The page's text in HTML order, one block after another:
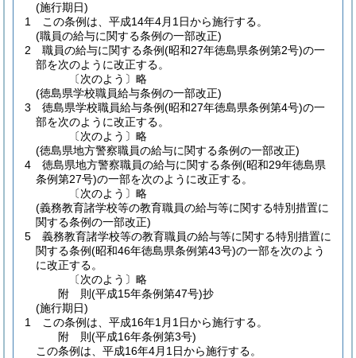
(施行期日)
1
この条例は、平成14年4月1日から施行する。
(職員の給与に関する条例の一部改正)
2
職員の給与に関する条例(昭和27年徳島県条例第2号)の一
部を次のように改正する。
〔次のよう〕略
(徳島県学校職員給与条例の一部改正)
3
徳島県学校職員給与条例(昭和27年徳島県条例第4号)の一
部を次のように改正する。
〔次のよう〕略
(徳島県地方警察職員の給与に関する条例の一部改正)
4
徳島県地方警察職員の給与に関する条例(昭和29年徳島県
条例第27号)の一部を次のように改正する。
〔次のよう〕略
(義務教育諸学校等の教育職員の給与等に関する特別措置に
関する条例の一部改正)
5
義務教育諸学校等の教育職員の給与等に関する特別措置に
関する条例(昭和46年徳島県条例第43号)の一部を次のよう
に改正する。
〔次のよう〕略
附 則(平成15年条例第47号)抄
(施行期日)
1
この条例は、平成16年1月1日から施行する。
附 則(平成16年条例第3号)
この条例は、平成16年4月1日から施行する。